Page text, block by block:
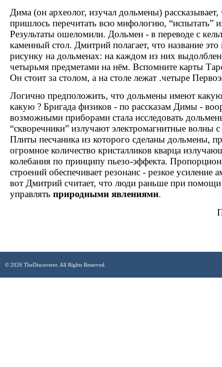
Дима (он археолог, изучал дольмены)
пришлось перечитать всю мифологию, “испытать”
Результаты ошеломили. Дольмен - в переводе с
каменный стол. Дмитрий полагает, что название это
рисунку на дольменах: на каждом из них
четырьмя предметами на нём. Вспомните карты
Он стоит за столом, а на столе лежат .четыре
Логично предположить, что дольмены имеют
какую ? Бригада физиков - по рассказам Димы -
возможными приборами стала исследовать
“скворечники” излучают электромагнитные волны
Плиты песчаника из которого сделаны дольмены,
огромное количество кристалликов кварца
колебания по принципу пьезо-эффекта.
строений обеспечивает резонанс - резкое усиление
вот Дмитрий считает, что люди раньше при
управлять природными явлениями.
© 2026 TheDiscoverer. All Rights Reserved.